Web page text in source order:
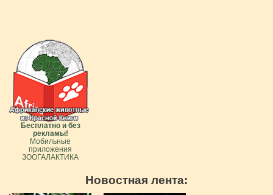
Бесплатно и без
рекламы!
Мобильные
приложения
ЗООГАЛАКТИКА
Новостная лента: